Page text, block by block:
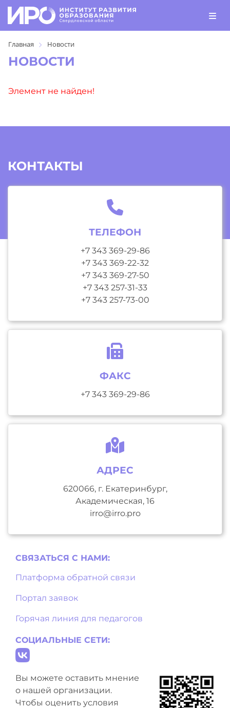
Главная Новости
НОВОСТИ
Элемент не найден!
КОНТАКТЫ
ТЕЛЕФОН
+7 343 369-29-86
+7 343 369-22-32
+7 343 369-27-50
+7 343 257-31-33
+7 343 257-73-00
ФАКС
+7 343 369-29-86
АДРЕС
620066, г. Екатеринбург,
Академическая, 16
irro@irro.pro
СВЯЗАТЬСЯ С НAМИ:
Платформа обратной связи
Портал заявок
Горячая линия для педагогов
СОЦИАЛЬНЫЕ СЕТИ:
Вы можете оставить мнение
о нашей организации.
Чтобы оценить условия